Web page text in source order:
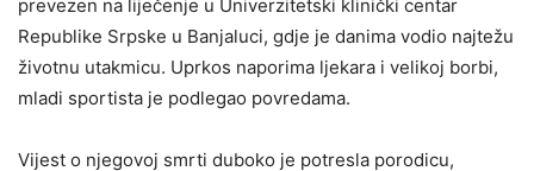
prevezen na liječenje u Univerzitetski klinički centar
Republike Srpske u Banjaluci, gdje je danima vodio najtežu
životnu utakmicu. Uprkos naporima ljekara i velikoj borbi,
mladi sportista je podlegao povredama.
Vijest o njegovoj smrti duboko je potresla porodicu,